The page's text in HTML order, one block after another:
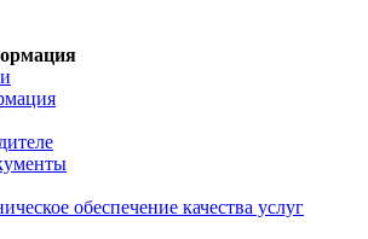
обеспечение качества услуг